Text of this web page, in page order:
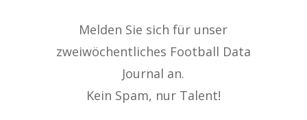
Melden Sie sich für unser
zweiwöchentliches Football Data
Journal an.
Kein Spam, nur Talent!